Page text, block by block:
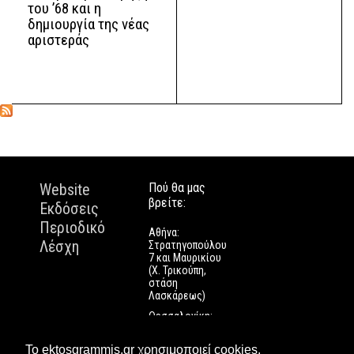
Το ektosgrammis.gr χρησιμοποιεί cookies.
του ’68 και η
δημιουργία της νέας
αριστεράς
Website
Εκδόσεις
Περιοδικό
Λέσχη
Πού θα μας
βρείτε:
Αθήνα:
Στρατηγοπούλου
7 και Μαυρικίου
(Χ. Τρικούπη,
στάση
Λασκάρεως)
Θεσσαλονίκη:
Πάτρα: Τριών